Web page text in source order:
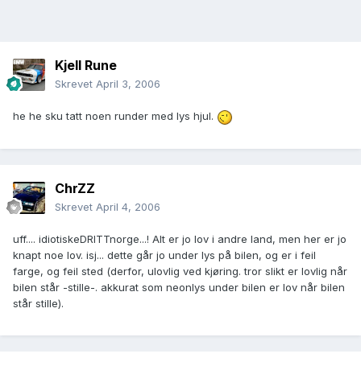
Kjell Rune
Skrevet April 3, 2006
he he sku tatt noen runder med lys hjul.
ChrZZ
Skrevet April 4, 2006
uff.... idiotiskeDRITTnorge...! Alt er jo lov i andre land, men her er jo
knapt noe lov. isj... dette går jo under lys på bilen, og er i feil
farge, og feil sted (derfor, ulovlig ved kjøring. tror slikt er lovlig når
bilen står -stille-. akkurat som neonlys under bilen er lov når bilen
står stille).